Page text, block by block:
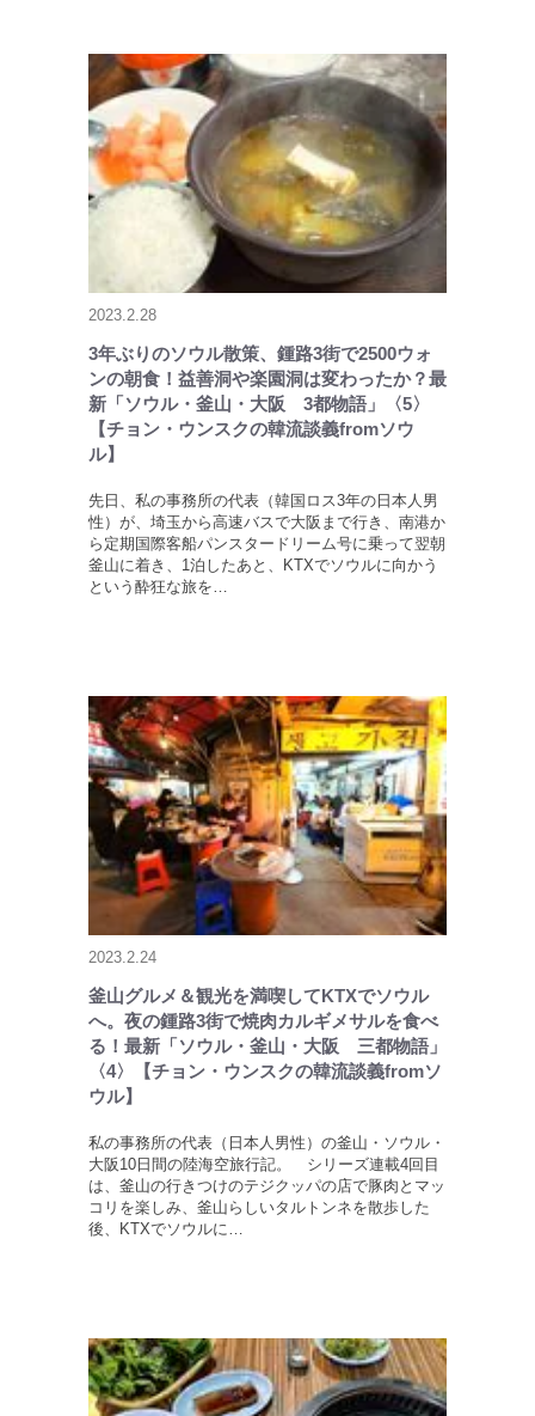
2023.2.28
3年ぶりのソウル散策、鍾路3街で2500ウォ
ンの朝食！益善洞や楽園洞は変わったか？最
新「ソウル・釜山・大阪 3都物語」〈5〉
【チョン・ウンスクの韓流談義fromソウ
ル】
先日、私の事務所の代表（韓国ロス3年の日本人男
性）が、埼玉から高速バスで大阪まで行き、南港か
ら定期国際客船パンスタードリーム号に乗って翌朝
釜山に着き、1泊したあと、KTXでソウルに向かう
という酔狂な旅を…
2023.2.24
釜山グルメ＆観光を満喫してKTXでソウル
へ。夜の鍾路3街で焼肉カルギメサルを食べ
る！最新「ソウル・釜山・大阪 三都物語」
〈4〉【チョン・ウンスクの韓流談義fromソ
ウル】
私の事務所の代表（日本人男性）の釜山・ソウル・
大阪10日間の陸海空旅行記。 シリーズ連載4回目
は、釜山の行きつけのテジクッパの店で豚肉とマッ
コリを楽しみ、釜山らしいタルトンネを散歩した
後、KTXでソウルに…